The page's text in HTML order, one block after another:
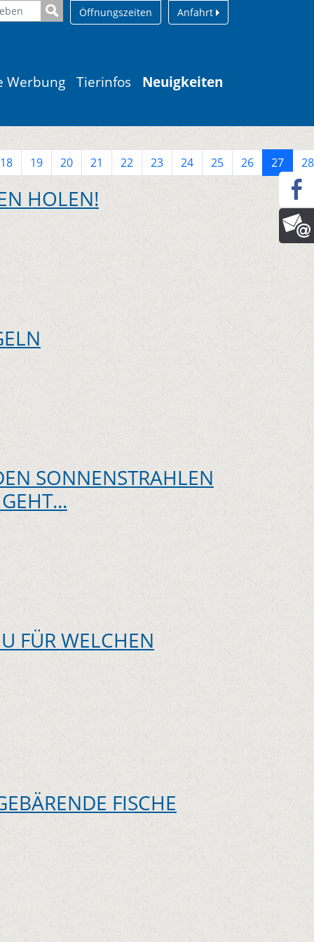
Öffnungszeiten Anfahrt
Werbung Tierinfos Neuigkeiten
18 19 20 21 22 23 24 25 26 27 28
HOLEN!
SONNENSTRAHLEN
FÜR WELCHEN
FISCHE